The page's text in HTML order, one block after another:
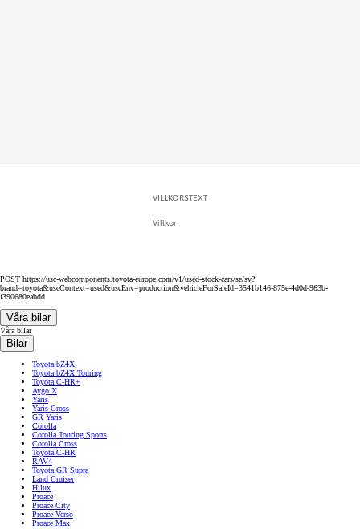
VILLKORSTEXT
Villkor
POST https://usc-webcomponents.toyota-europe.com/v1/used-stock-cars/se/sv?
brand=toyota&uscContext=used&uscEnv=production&vehicleForSaleId=3541b146-875e-4d0d-963b-
f390680eabdd
Våra bilar
Våra bilar
Bilar
Toyota bZ4X
Toyota bZ4X Touring
Toyota C-HR+
Aygo X
Yaris
Yaris Cross
GR Yaris
Corolla
Corolla Touring Sports
Corolla Cross
Toyota C-HR
RAV4
Toyota GR Supra
Land Cruiser
Hilux
Proace
Proace City
Proace Verso
Proace Max